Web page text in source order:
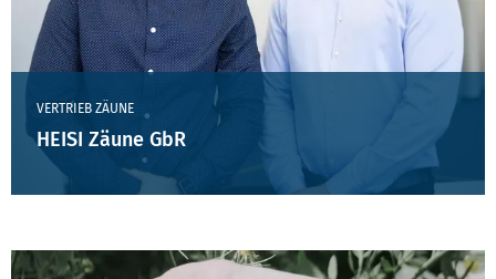
VERTRIEB ZÄUNE
HEISI Zäune GbR